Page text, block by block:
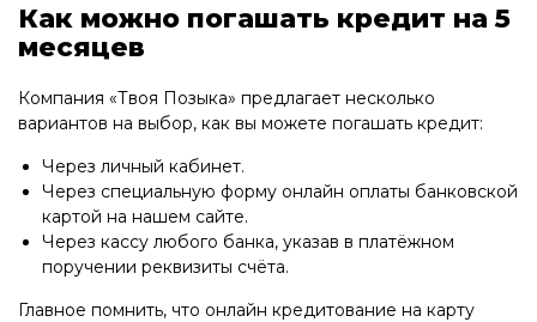
Как можно погашать кредит на 5
месяцев
Компания «Твоя Позыка» предлагает несколько
вариантов на выбор, как вы можете погашать кредит:
Через личный кабинет.
Через специальную форму онлайн оплаты банковской
картой на нашем сайте.
Через кассу любого банка, указав в платёжном
поручении реквизиты счёта.
Главное помнить, что онлайн кредитование на карту